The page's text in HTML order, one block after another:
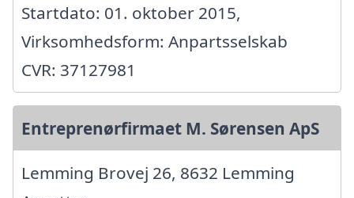
Startdato: 01. oktober 2015,
Virksomhedsform: Anpartsselskab
CVR: 37127981
Entreprenørfirmaet M. Sørensen ApS
Lemming Brovej 26, 8632 Lemming